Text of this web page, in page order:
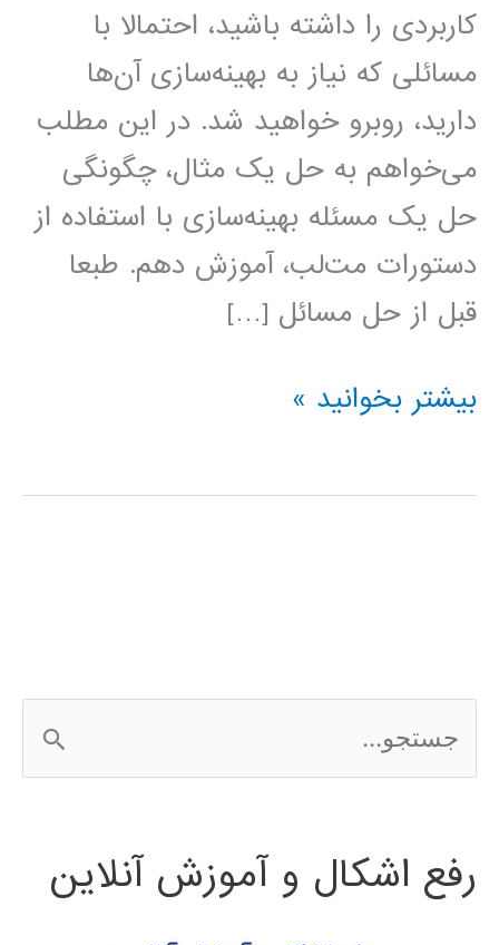
کاربردی را داشته باشید، احتمالا با
مسائلی که نیاز به بهینه‌سازی آن‌ها
دارید، روبرو خواهید شد. در این مطلب
می‌خواهم به حل یک مثال، چگونگی
حل یک مسئله بهینه‌سازی با استفاده از
دستورات مت‌لب، آموزش دهم. طبعا
قبل از حل مسائل […]
حل
بهینه‌سازی
matlab
بیشتر بخوانید »
س
ج
رفع اشکال و آموزش آنلاین